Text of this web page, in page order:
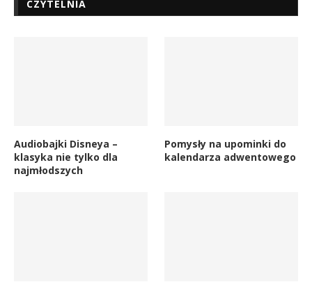
CZYTELNIA
Audiobajki Disneya –
klasyka nie tylko dla
najmłodszych
Pomysły na upominki do
kalendarza adwentowego